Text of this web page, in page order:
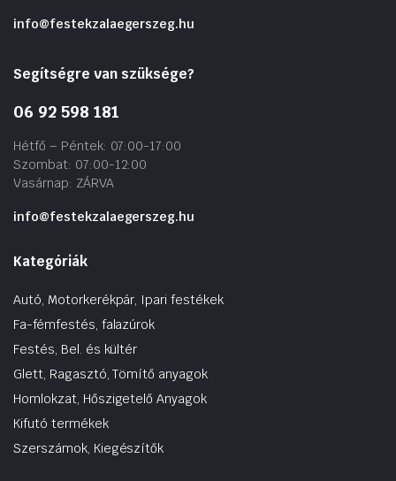
info@festekzalaegerszeg.hu
Segítségre van szüksége?
06 92 598 181
Hétfő – Péntek: 07:00-17:00
Szombat: 07:00-12:00
Vasárnap: ZÁRVA
info@festekzalaegerszeg.hu
Kategóriák
Autó, Motorkerékpár, Ipari festékek
Fa-fémfestés, falazúrok
Festés, Bel. és kültér
Glett, Ragasztó, Tömítő anyagok
Homlokzat, Hőszigetelő Anyagok
Kifutó termékek
Szerszámok, Kiegészítők